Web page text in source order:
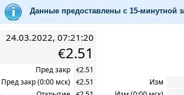
Данные предоставлены с 15-минутной
24.03.2022, 07:21:20
€2.51
Пред закр €2.51
Пред закр (0:00 мск)
€2.51
Изм